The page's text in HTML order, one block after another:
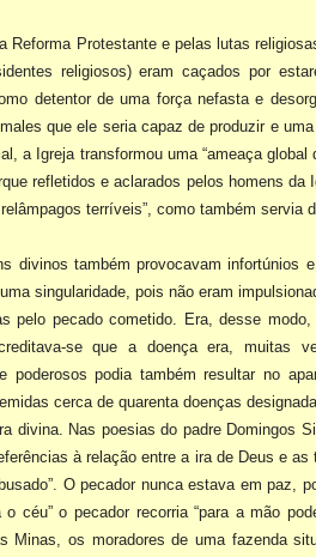
Reforma Protestante e pelas lutas
religiosos) eramcaçados por
detentor de uma força nefasta e
que ele seria capaz de produzir e
a Igreja transformou uma “ameaça global
refletidos e aclarados pelos homens da
terríveis”, como também servia
divinos também provocavam infortúnios
singularidade, pois não eram
pelo pecado cometido. Era, desse
se que a doença era, muitas
poderosos podia também resultar no
cerca de quarenta doenças
divina. Nas poesias do padre Domingos
à relação entre a ira de Deus e as
O pecador nunca estava em paz,
o céu” o pecador recorria “para a mão
Minas, os moradores de uma fazenda